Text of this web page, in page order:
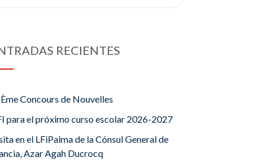
RECIENTES
Concours de Nouvelles
para el próximo curso escolar 2026-2027
en el LFiPalma de la Cónsul General de
Azar Agah Ducrocq